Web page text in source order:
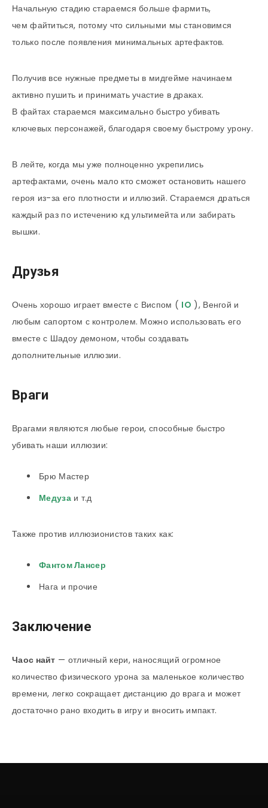
Начальную стадию стараемся больше фармить,
чем файтиться, потому что сильными мы становимся
только после появления минимальных артефактов.
Получив все нужные предметы в мидгейме начинаем
активно пушить и принимать участие в драках.
В файтах стараемся максимально быстро убивать
ключевых персонажей, благодаря своему быстрому урону.
В лейте, когда мы уже полноценно укрепились
артефактами, очень мало кто сможет остановить нашего
героя из-за его плотности и иллюзий. Стараемся драться
каждый раз по истечению кд ультимейта или забирать
вышки.
Друзья
Очень хорошо играет вместе с Виспом ( IO ), Венгой и
любым сапортом с контролем. Можно использовать его
вместе с Шадоу демоном, чтобы создавать
дополнительные иллюзии.
Враги
Врагами являются любые герои, способные быстро
убивать наши иллюзии:
Брю Мастер
Медузаи т.д
Также против иллюзионистов таких как:
Фантом Лансер
Нага и прочие
Заключение
Чаос найт — отличный кери, наносящий огромное
количество физического урона за маленькое количество
времени, легко сокращает дистанцию до врага и может
достаточно рано входить в игру и вносить импакт.